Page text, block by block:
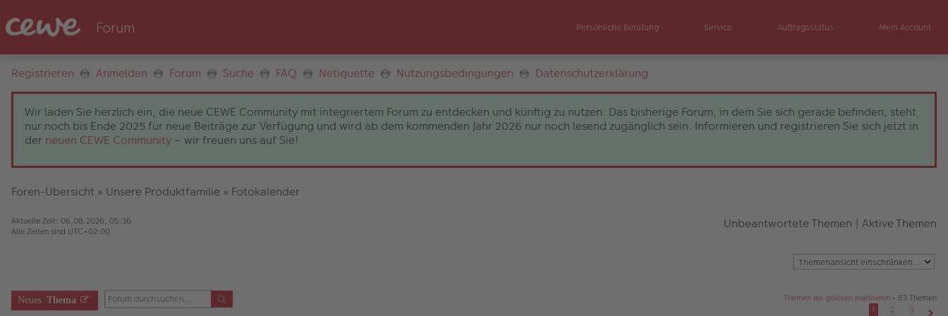
Persönliche Beratung Service Auftragsstatus Mein Account
Registrieren Anmelden Forum Suche FAQ Netiquette Nutzungsbedingungen Datenschutzerklärung
Wir laden Sie herzlich ein, die neue CEWE Community mit integriertem Forum zu entdecken und künftig zu nutzen. Das bisherige Forum, in dem Sie sich gerade befinden, steht
nur noch bis Ende 2025 für neue Beiträge zur Verfügung und wird ab dem kommenden Jahr 2026 nur noch lesend zugänglich sein. Informieren und registrieren Sie sich jetzt in
der neuen CEWE Community – wir freuen uns auf Sie!
Foren-Übersicht » Unsere Produktfamilie » Fotokalender
Aktuelle Zeit: 06.08.2026, 05:36
Alle Zeiten sind UTC+02:00 Unbeantwortete Themen | Aktive Themen
Neues Thema Themen als gelesen markieren • 83 Themen
1
2 3